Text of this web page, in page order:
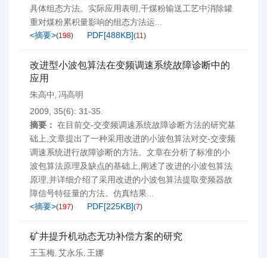
具体组态方法。实际应用表明,干煤粉输送工艺中消除罐
重对煤粉累积量影响的组态方法运...
<摘要>(198) PDF[488KB](11)
改进型小波包算法在变频调速系统故障诊断中的
应用
朱高中 , 冯高明
2009, 35(6): 31-35.
摘要： 在目前交-交变频调速系统故障诊断方法的研究基
础上,文章提出了一种采用改进的小波包算法对交-交变频
调速系统进行故障诊断的方法。文章在分析了标准的小
波包算法原理及缺点的基础上,阐述了改进的小波包算法
原理,并详细介绍了采用改进的小波包算法提取变频器故
障信号特征量的方法。仿真结果...
<摘要>(197) PDF[225KB](7)
矿井提升机动态无功补偿方案的研究
王玉梅, 艾永乐, 王娜